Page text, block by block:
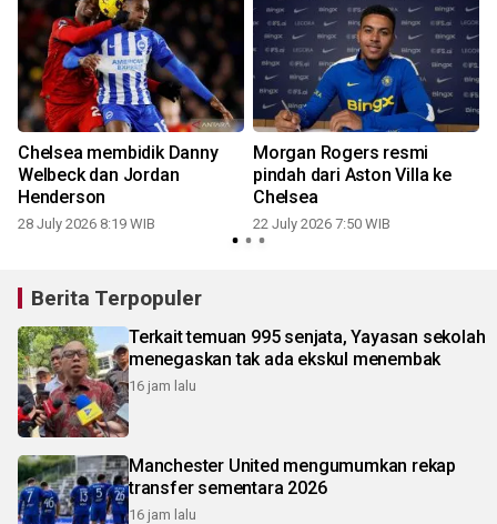
Chelsea membidik Danny
Welbeck dan Jordan
Henderson
28 July 2026 8:19 WIB
Morgan Rogers resmi
pindah dari Aston Villa ke
Chelsea
22 July 2026 7:50 WIB
Berita Terpopuler
Terkait temuan 995 senjata, Yayasan sekolah
menegaskan tak ada ekskul menembak
16 jam lalu
Manchester United mengumumkan rekap
transfer sementara 2026
16 jam lalu